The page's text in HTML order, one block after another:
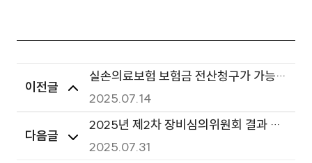
이전글
실손의료보험 보험금 전산청구가 가능합
니다.
2025.07.14
다음글
2025년 제2차 장비심의위원회 결과 안
내
2025.07.31